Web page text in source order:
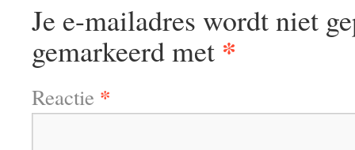
Je e-mailadres wordt niet
gemarkeerd met *
Reactie *